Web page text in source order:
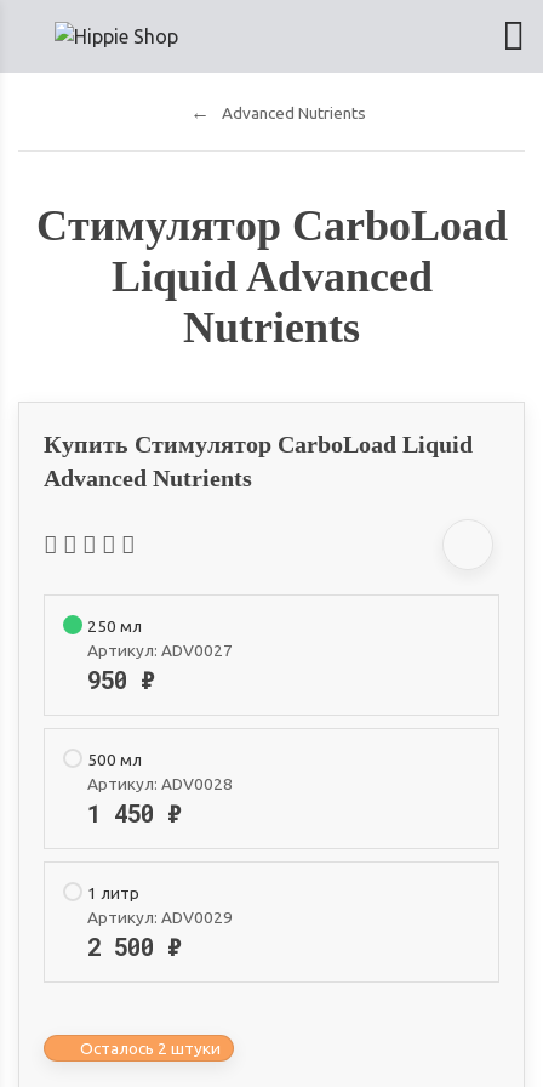
Advanced Nutrients
Стимулятор CarboLoad
Liquid Advanced
Nutrients
Купить Стимулятор CarboLoad Liquid
Advanced Nutrients
250 мл
Артикул: ADV0027
950 ₽
500 мл
Артикул: ADV0028
1 450 ₽
1 литр
Артикул: ADV0029
2 500 ₽
Осталось 2 штуки